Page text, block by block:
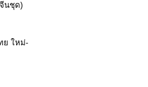
นชุด)
ย ใหม่-